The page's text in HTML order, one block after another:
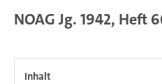
NOAG Jg. 1942, Heft
Inhalt